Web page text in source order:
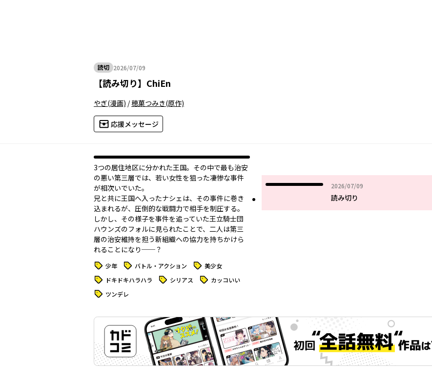
読切 2026/07/09
2026年07月09日
【読み切り】 ChiEn
やぎ(漫画) /穂菓つみき(原作)
応援メッセージ
3つの居住地区に分かれた王国。その中で最も治安
の悪い第三層では、若い女性を狙った凄惨な事件
が相次いでいた。
兄と共に王国へ入ったナシェは、その事件に巻き
込まれるが、圧倒的な戦闘力で相手を制圧する。
しかし、その様子を事件を追っていた王立騎士団
ハウンズのフォルに見られたことで、二人は第三
層の治安維持を担う新組織への協力を持ちかけら
れることになり──？
タグ 少年 タグ バトル・アクション タグ 美少女
タグ ドキドキハラハラ タグ シリアス タグ カッコいい
タグ ツンデレ
2026/07/09
2026年07月09日
読み切り